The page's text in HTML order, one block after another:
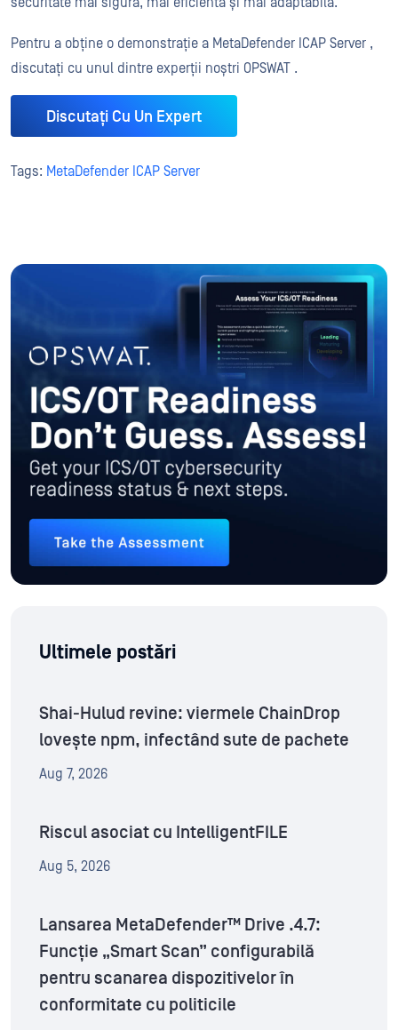
Pentru a obține o demonstrație a MetaDefender ICAP Server ,
discutați cu unul dintre experții noștri OPSWAT .
Discutați Cu Un Expert
Tags: MetaDefender ICAP Server
Ultimele postări
Shai-Hulud revine: viermele ChainDrop
lovește npm, infectând sute de pachete
Aug 7, 2026
Riscul asociat cu IntelligentFILE
Aug 5, 2026
Lansarea MetaDefender™ Drive .4.7:
Funcție „Smart Scan” configurabilă
pentru scanarea dispozitivelor în
conformitate cu politicile